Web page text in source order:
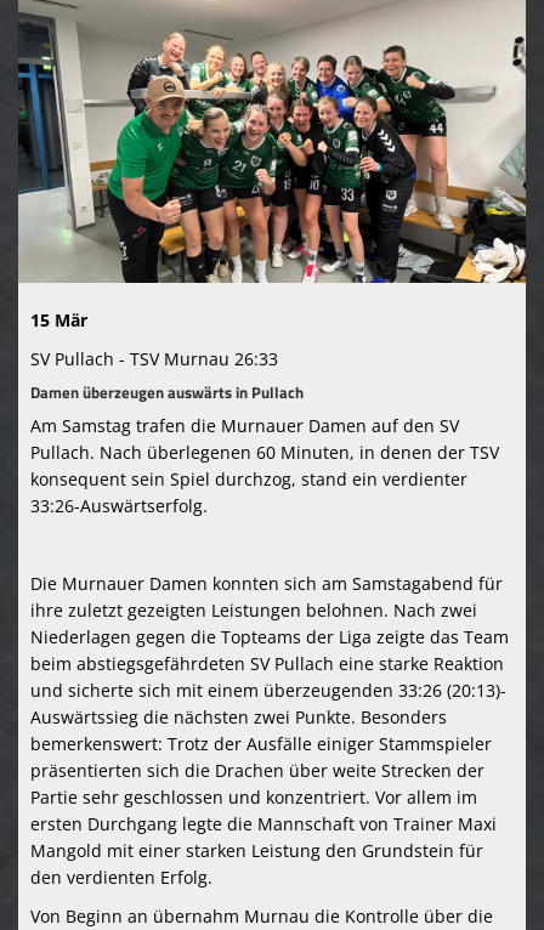
Terminkalender
Sponsoren
Verein
Kontaktformular
TSV Murnau 1865 e. V.
15 Mär
SV Pullach - TSV Murnau 26:33
Damen überzeugen auswärts in Pullach
Am Samstag trafen die Murnauer Damen auf den SV
Pullach. Nach überlegenen 60 Minuten, in denen der TSV
konsequent sein Spiel durchzog, stand ein verdienter
33:26-Auswärtserfolg.
Die Murnauer Damen konnten sich am Samstagabend für
ihre zuletzt gezeigten Leistungen belohnen. Nach zwei
Niederlagen gegen die Topteams der Liga zeigte das Team
beim abstiegsgefährdeten SV Pullach eine starke Reaktion
und sicherte sich mit einem überzeugenden 33:26 (20:13)-
Auswärtssieg die nächsten zwei Punkte. Besonders
bemerkenswert: Trotz der Ausfälle einiger Stammspieler
präsentierten sich die Drachen über weite Strecken der
Partie sehr geschlossen und konzentriert. Vor allem im
ersten Durchgang legte die Mannschaft von Trainer Maxi
Mangold mit einer starken Leistung den Grundstein für
den verdienten Erfolg.
Von Beginn an übernahm Murnau die Kontrolle über die